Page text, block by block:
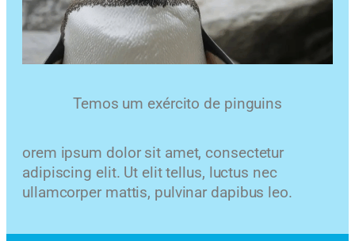
Temos um exército de pinguins
orem ipsum dolor sit amet, consectetur
adipiscing elit. Ut elit tellus, luctus nec
ullamcorper mattis, pulvinar dapibus leo.